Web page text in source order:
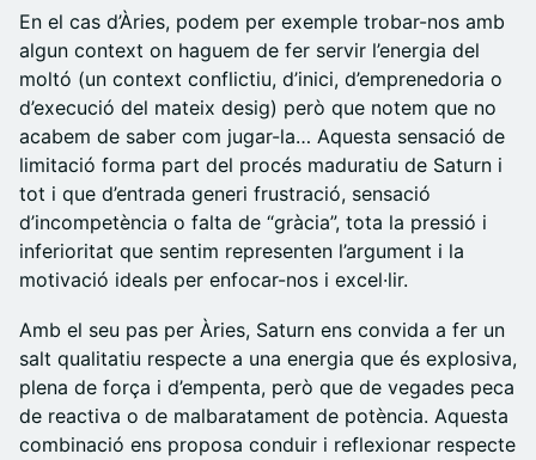
​En el cas d’Àries, podem per exemple trobar-nos amb
algun context on haguem de fer servir l’energia del
moltó (un context conflictiu, d’inici, d’emprenedoria o
d’execució del mateix desig) però que notem que no
acabem de saber com jugar-la… Aquesta sensació de
limitació forma part del procés maduratiu de Saturn i
tot i que d’entrada generi frustració, sensació
d’incompetència o falta de “gràcia”, tota la pressió i
inferioritat que sentim representen l’argument i la
motivació ideals per enfocar-nos i excel·lir.
​Amb el seu pas per Àries, Saturn ens convida a fer un
salt qualitatiu respecte a una energia que és explosiva,
plena de força i d’empenta, però que de vegades peca
de reactiva o de malbaratament de potència. Aquesta
combinació ens proposa conduir i reflexionar respecte